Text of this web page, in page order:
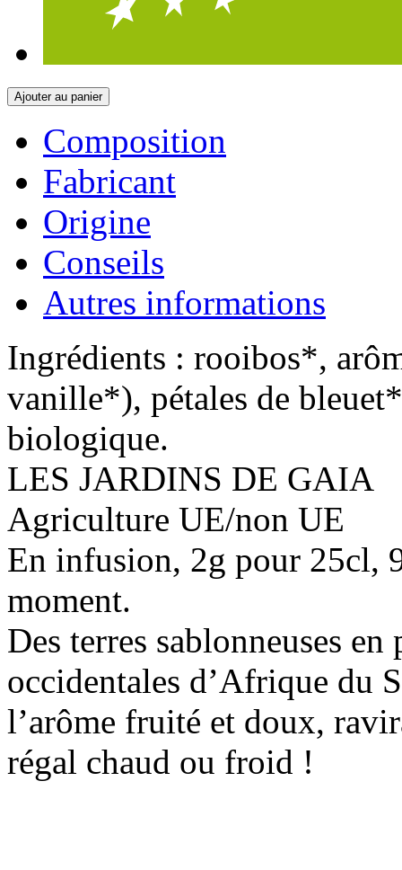
Ajouter au panier
Composition
Fabricant
Origine
Conseils
Autres informations
Ingrédients : rooibos*,
vanille*), pétales de
biologique.
LES JARDINS DE GAIA
Agriculture UE/non UE
En infusion, 2g pour 25cl,
moment.
Des terres sablonneuses
occidentales d’Afrique du
l’arôme fruité et doux,
régal chaud ou froid !